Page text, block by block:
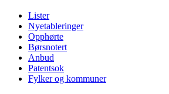
Lister
Nyetableringer
Opphørte
Børsnotert
Anbud
Patentsok
Fylker og kommuner